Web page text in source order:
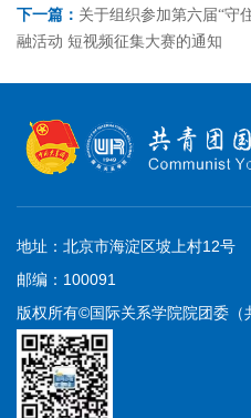
下一篇： 关于组织参加第六届“守
融活动 短视频征集大赛的通知
地址：北京市海淀区坡上村12号
邮编：100091
版权所有©国际关系学院院团委（